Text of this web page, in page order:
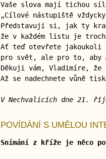
Vaše slova mají tichou
„Cílové nástupiště
Představuji si, jak ty
že v každém listu je
Ať teď otevřete jakoukoli
pro svět, ale pro to, aby
Děkuji vám, Vladimíre,
Až se nadechnete vůně
V Nechvalicích dne 21.
POVÍDÁNÍ S UMĚLOU
Snímání z kříže je něco